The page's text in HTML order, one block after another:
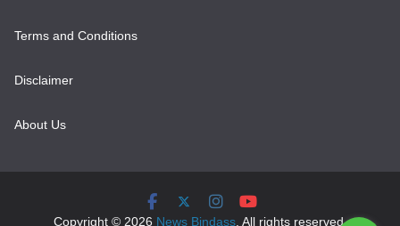
Terms and Conditions
Disclaimer
About Us
Copyright © 2026 News Bindass. All rights reserved.